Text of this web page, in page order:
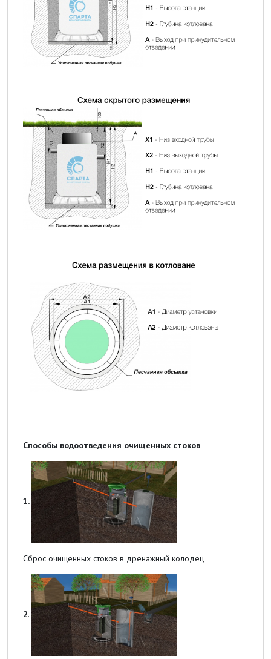
Способы водоотведения очищенных стоков
1.
Сброс очищенных стоков в дренажный колодец
2.